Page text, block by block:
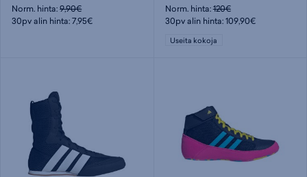
Norm. hinta:9,90€
30pv alin hinta: 7,95€
Norm. hinta:120€
30pv alin hinta: 109,90€
Useita kokoja